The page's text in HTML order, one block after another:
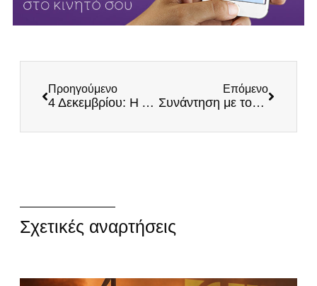
Προηγούμενο
4 Δεκεμβρίου: Η Αγία Βαρβάρα και το ένδοξο Πυροβολικό μας!
Επόμενο
Συνάντηση με τον Χαράλαμπο Κοροξενό, Πρόεδρο των εργαζομένων του ΑΧΕΠΑ – Στηρίζουμε εμπράκτως τους υγειονομικούς σε αναστολή
Σχετικές αναρτήσεις